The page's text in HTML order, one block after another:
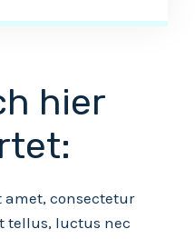
hier
amet, consectetur
tellus, luctus nec